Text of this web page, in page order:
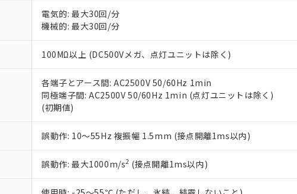
電気的: 最大30回/分
機械的: 最大30回/分
100MΩ以上 (DC500Vメガ、点灯ユニットは除く)
各端子とアース間: AC2500V 50/60Hz 1min
同極端子間: AC2500V 50/60Hz 1min (点灯ユニットは除く)
(初期値)
誤動作: 10～55Hz 複振幅 1.5mm (接点開離1ms以内)
誤動作: 最大1000m/s2 (接点開離1ms以内)
51物質の非含有証明書（当社基準）
※本証明書は発行日時点で非含有を証明するもので、過去に遡
また、RoHS指令のフタル酸エステル類４物質の対応では、
混在することから備考欄に対応日を記載しておりました。
既に当社にて対応品への在庫切替を完了していることから、
り割愛しております。